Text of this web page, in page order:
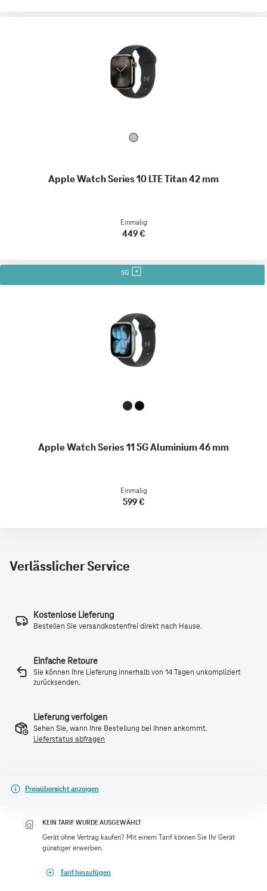
Apple Watch Series 10 LTE Titan 42 mm
Einmalig
449 €
5G
Apple Watch Series 11 5G Aluminium 46 mm
Einmalig
599 €
Verlässlicher Service
Kostenlose Lieferung
Bestellen Sie versandkostenfrei direkt nach Hause.
Einfache Retoure
Sie können Ihre Lieferung innerhalb von 14 Tagen unkompliziert
zurücksenden.
Lieferung verfolgen
Sehen Sie, wann Ihre Bestellung bei Ihnen ankommt.
Lieferstatus abfragen
Preisübersicht anzeigen
KEIN TARIF WURDE AUSGEWÄHLT
Gerät ohne Vertrag kaufen? Mit einem Tarif können Sie Ihr Gerät
günstiger erwerben.
Tarif hinzufügen